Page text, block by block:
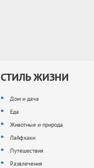
СТИЛЬ ЖИЗНИ
Дом и дача
Еда
Животные и природа
Лайфхаки
Путешествия
Развлечения